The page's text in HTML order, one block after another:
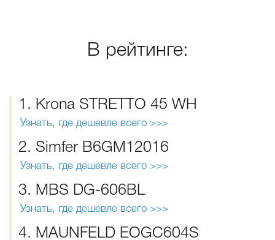
В рейтинге:
1. Krona STRETTO 45 WH
Узнать, где дешевле всего >>>
2. Simfer B6GM12016
Узнать, где дешевле всего >>>
3. MBS DG-606BL
Узнать, где дешевле всего >>>
4. MAUNFELD EOGC604S